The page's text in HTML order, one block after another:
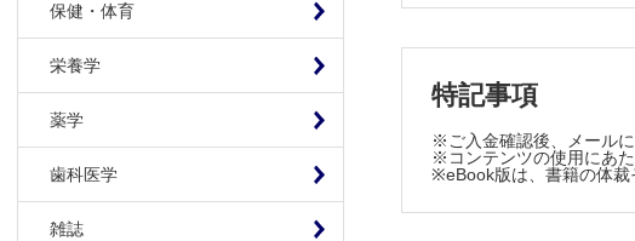
保健・体育
栄養学
薬学
歯科医学
雑誌
5 IPC（間欠的空気圧迫
6 補助具，その他（パッ
Topics 4 圧迫圧測定装置
第5章 圧迫療法の合併
1 圧迫療法の合併症
2 医療関連機器褥瘡（
特記事項
※ご入金確認後、メール
※コンテンツの使用にあ
※eBook版は、書籍の体裁